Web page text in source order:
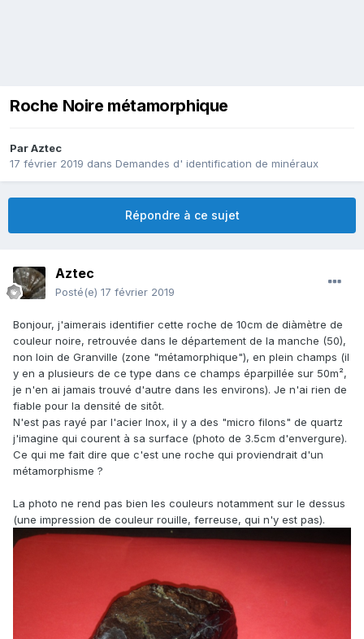
Roche Noire métamorphique
ParAztec
17 février 2019 dans Demandes d' identification de minéraux
Répondre à ce sujet
Aztec
Posté(e) 17 février 2019
Bonjour, j'aimerais identifier cette roche de 10cm de diàmètre de
couleur noire, retrouvée dans le département de la manche (50),
non loin de Granville (zone "métamorphique"), en plein champs (il
y en a plusieurs de ce type dans ce champs éparpillée sur 50m²,
je n'en ai jamais trouvé d'autre dans les environs). Je n'ai rien de
fiable pour la densité de sitôt.
N'est pas rayé par l'acier Inox, il y a des "micro filons" de quartz
j'imagine qui courent à sa surface (photo de 3.5cm d'envergure).
Ce qui me fait dire que c'est une roche qui proviendrait d'un
métamorphisme ?
La photo ne rend pas bien les couleurs notamment sur le dessus
(une impression de couleur rouille, ferreuse, qui n'y est pas).